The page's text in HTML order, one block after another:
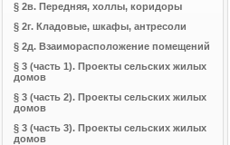
§ 2в. Передняя, холлы, коридоры
§ 2г. Кладовые, шкафы, антресоли
§ 2д. Взаиморасположение помещений
§ 3 (часть 1). Проекты сельских жилых
домов
§ 3 (часть 2). Проекты сельских жилых
домов
§ 3 (часть 3). Проекты сельских жилых
домов